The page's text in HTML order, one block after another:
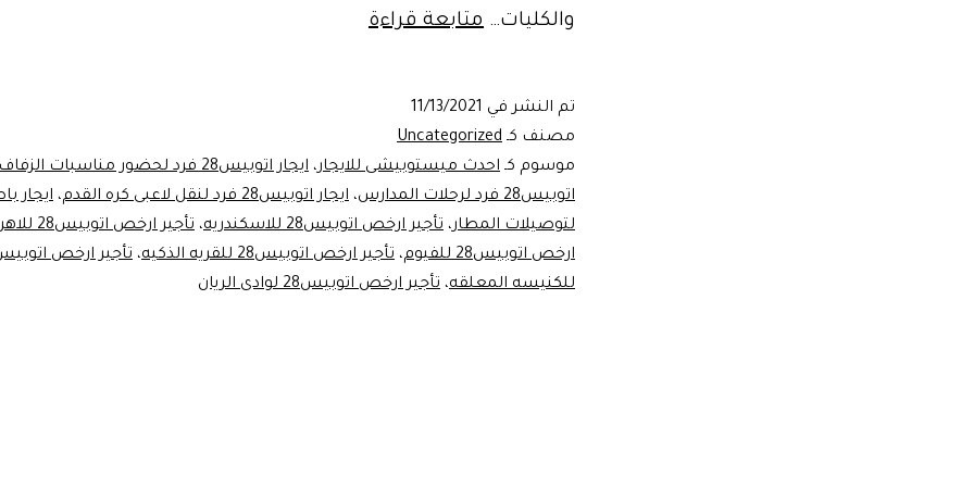
والكليات… متابعة قراءة
تم النشر في 11/13/2021
مصنف كـ Uncategorized
موسوم كـ احدث ميستوبيشى للايجار، ايجار اتوبيس28 فرد لحضور مناسبات الزفاف
اتوبيس28 فرد لرحلات المدارس
، ايجار اتوبيس28 فرد لنقل لاعبى كره القدم ،
لتوصيلات المطار، تأجير ارخص اتوبيس28 للاسكندريه ، تأجير ارخص اتوبيس28 للاهرامات
ارخص اتوبيس28 للفيوم
، تأجير ارخص اتوبيس28 للقريه الذكيه ،
للكنيسه المعلقه، تأجير ارخص اتوبيس28 لوادى الريان